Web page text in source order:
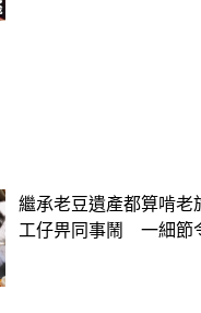
繼承老豆遺產都算啃老
工仔畀同事鬧 一細節